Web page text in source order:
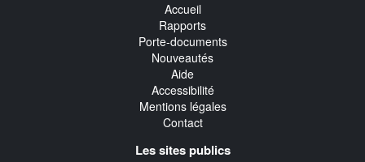
Accueil
Rapports
Porte-documents
Nouveautés
Aide
Accessibilité
Mentions légales
Contact
Les sites publics